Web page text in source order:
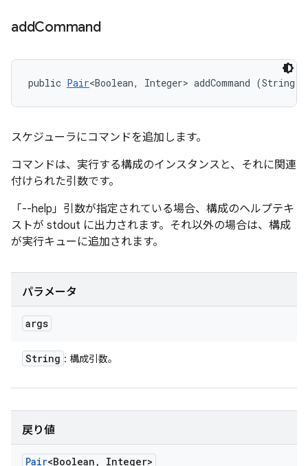
addCommand
public Pair<Boolean, Integer> addCommand
スケジューラにコマンドを追加します。
コマンドは、実行する構成のインスタンスと、それに関連
付けられた引数です。
「--help」引数が指定されている場合、構成のヘルプテキ
ストが stdout に出力されます。それ以外の場合は、構成
が実行キューに追加されます。
パラメータ
args
String : 構成引数。
戻り値
Pair<Boolean , Integer>